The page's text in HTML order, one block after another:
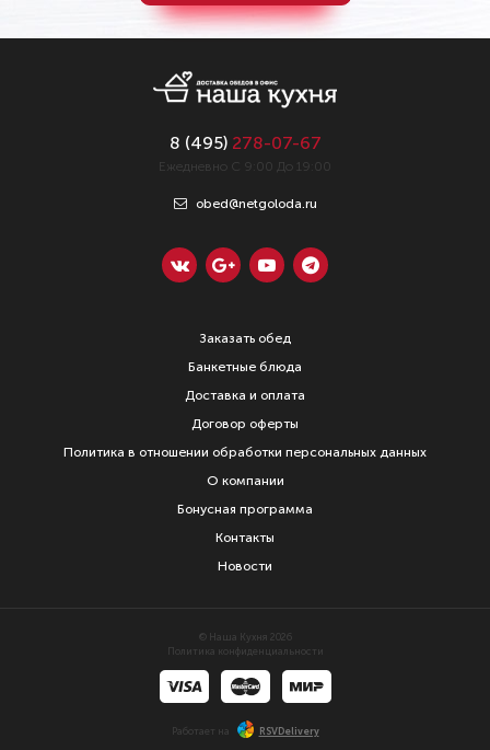
8 (495) 278-07-67
Ежедневно С 9:00 До 19:00
obed@netgoloda.ru
Заказать обед
Банкетные блюда
Доставка и оплата
Договор оферты
Политика в отношении обработки персональных данных
О компании
Бонусная программа
Контакты
Новости
© Наша Кухня 2026
Политика конфиденциальности
Работает на RSVDelivery